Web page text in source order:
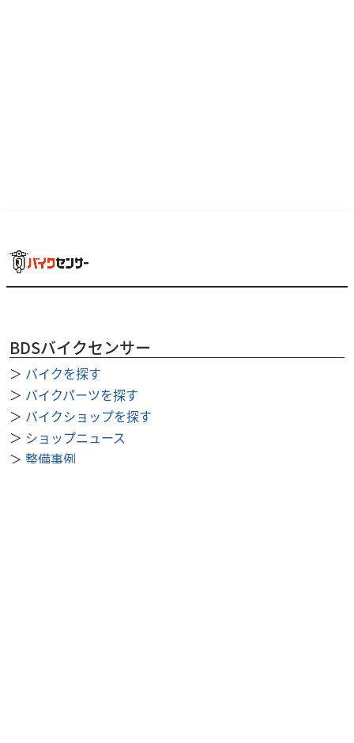
BDSバイクセンサー
＞ バイクを探す
＞ バイクパーツを探す
＞ バイクショップを探す
＞ ショップニュース
＞ 整備事例